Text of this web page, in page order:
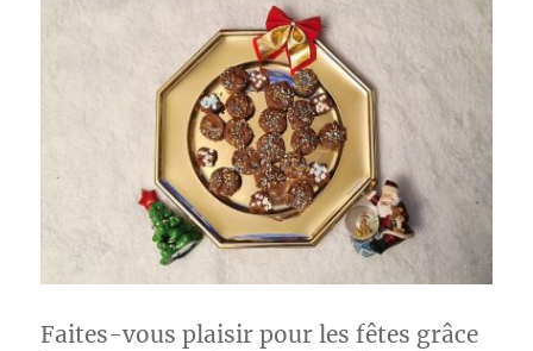
Faites-vous plaisir pour les fêtes grâce